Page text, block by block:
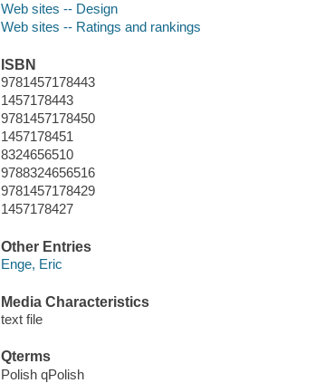
Web sites -- Design
Web sites -- Ratings and rankings
ISBN
9781457178443
1457178443
9781457178450
1457178451
8324656510
9788324656516
9781457178429
1457178427
Other Entries
Enge, Eric
Media Characteristics
text file
Qterms
Polish qPolish